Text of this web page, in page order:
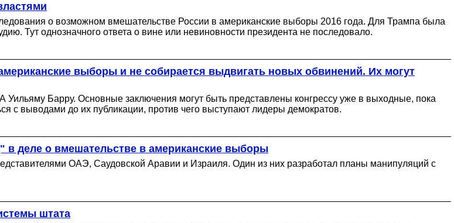
о возможном вмешательстве России в американские выборы 2016 года. Для Трампа была
Тут однозначного ответа о вине или невиновности президента не последовало.
выборы и не собирается выдвигать новых обвинений. Их могут
Барру. Основные заключения могут быть представлены конгрессу уже в выходные, пока
с выводами до их публикации, против чего выступают лидеры демократов.
деле о вмешательстве в американские выборы
ОАЭ, Саудовской Аравии и Израиля. Один из них разработал планы манипуляций с
штата